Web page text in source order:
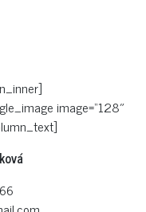
image=“128″